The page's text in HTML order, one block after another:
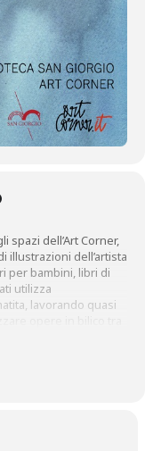
spazi dell’Art Corner,
illustrazioni dell’artista
per bambini, libri di
utilizza
lavorando quasi